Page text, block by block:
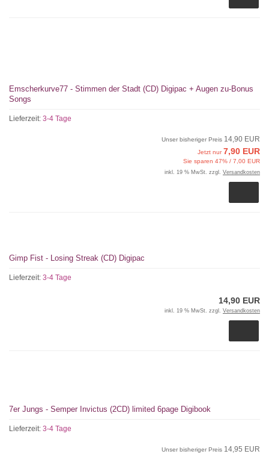
Emscherkurve77 - Stimmen der Stadt (CD) Digipac + Augen zu-Bonus
Songs
Lieferzeit: 3-4 Tage
Unser bisheriger Preis 14,90 EUR
Jetzt nur7,90 EUR
Sie sparen 47% / 7,00 EUR
inkl. 19 % MwSt. zzgl. Versandkosten
Gimp Fist - Losing Streak (CD) Digipac
Lieferzeit: 3-4 Tage
14,90 EUR
inkl. 19 % MwSt. zzgl. Versandkosten
7er Jungs - Semper Invictus (2CD) limited 6page Digibook
Lieferzeit: 3-4 Tage
Unser bisheriger Preis 14,95 EUR